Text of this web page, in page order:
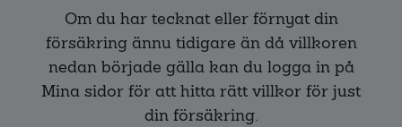
Om du har tecknat eller förnyat din
försäkring ännu tidigare än då villkoren
nedan började gälla kan du logga in på
Mina sidor för att hitta rätt villkor för just
din försäkring.